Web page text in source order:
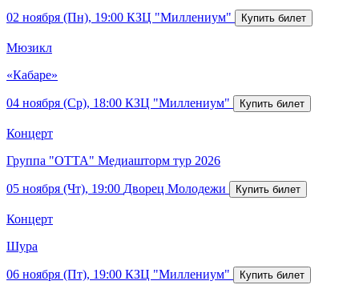
02 ноября (Пн), 19:00 КЗЦ "Миллениум"
Мюзикл
«Кабаре»
04 ноября (Ср), 18:00 КЗЦ "Миллениум"
Концерт
Группа "ОТТА" Медиашторм тур 2026
05 ноября (Чт), 19:00 Дворец Молодежи
Концерт
Шура
06 ноября (Пт), 19:00 КЗЦ "Миллениум"